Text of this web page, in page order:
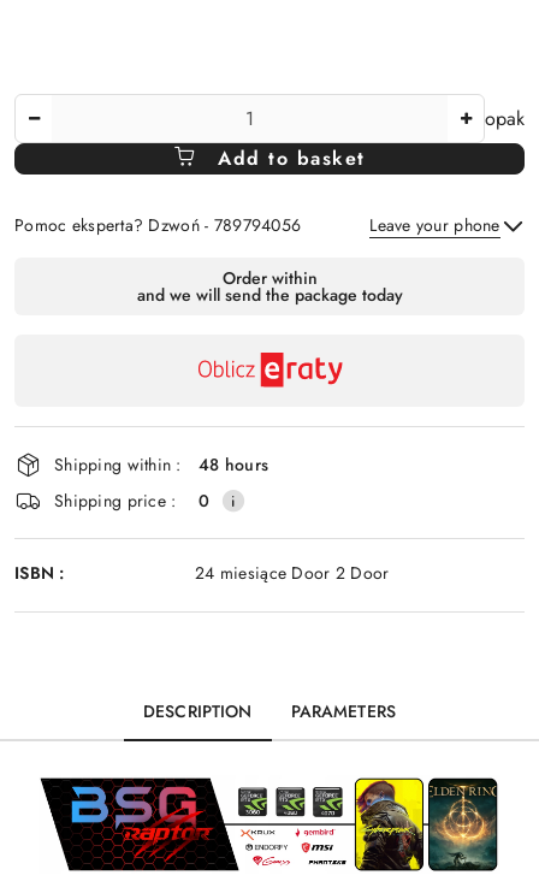
Amount
Of
opak
Add to basket
Pomoc eksperta? Dzwoń - 789794056 Leave your phone
Order within
and we will send the package today
Shipping within :
48 hours
Shipping price :
0
ISBN : 24 miesiące Door 2 Door
DESCRIPTION PARAMETERS